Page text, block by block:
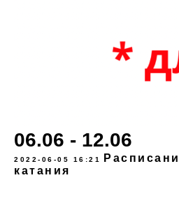
06.06 - 12.06
2022-06-05 16:21
катания